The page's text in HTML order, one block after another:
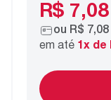
R$ 7,08
ou R$ 7,08
em até 1 x de